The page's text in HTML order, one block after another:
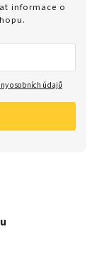
informace o
osobních údajů